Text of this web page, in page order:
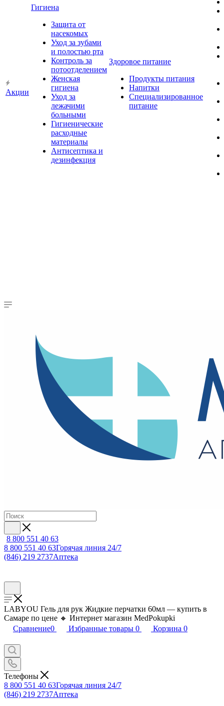
Акции
Гигиена
Защита от
насекомых
Уход за зубами
и полостью рта
Контроль за
потоотделением
Женская
гигиена
Уход за
лежачими
больными
Гигиенические
расходные
материалы
Антисептика и
дезинфекция
Здоровое питание
Продукты питания
Напитки
Специализированное
питание
8 800 551 40 63
8 800 551 40 63Горячая линия 24/7
(846) 219 2737Аптека
LABYOU Гель для рук Жидкие перчатки 60мл — купить в
Самаре по цене 🔸 Интернет магазин MedPokupki
Сравнение0 Избранные товары 0 Корзина 0
Телефоны
8 800 551 40 63Горячая линия 24/7
(846) 219 2737Аптека